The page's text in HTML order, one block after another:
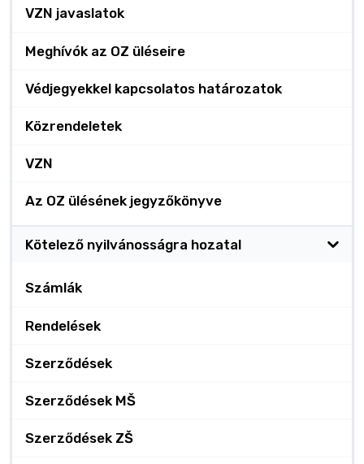
VZN javaslatok
Meghívók az OZ üléseire
Védjegyekkel kapcsolatos határozatok
Közrendeletek
VZN
Az OZ ülésének jegyzőkönyve
Kötelező nyilvánosságra hozatal
Számlák
Rendelések
Szerződések
Szerződések MŠ
Szerződések ZŠ